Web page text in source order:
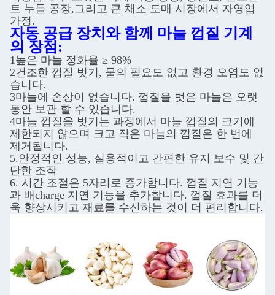
트 누들 공장,그리고 큰 채소 도매 시장에서 자영업
가정.
자동 공급 장치와 함께 마늘 껍질 기계
의 장점:
1높은 마늘 정화율 ≥ 98%
2건조한 껍질 벗기, 물의 필요도 없고 환경 오염도 없
습니다.
3마늘에 손상이 없습니다. 껍질을 벗은 마늘은 오랫
동안 보관 할 수 있습니다.
4마늘 껍질을 벗기는 과정에서 마늘 껍질의 크기에
제한되지 않으며 크고 작은 마늘의 껍질은 한 번에
제거됩니다.
5.안정적인 성능, 실용적이고 간편한 유지 보수 및 간
단한 조작
6. 시간 조절은 5자리로 증가합니다. 껍질 지연 기능
과 배charge 지연 기능을 추가합니다. 껍질 효과를 더
욱 향상시키고 재료를 수신하는 것이 더 편리합니다.